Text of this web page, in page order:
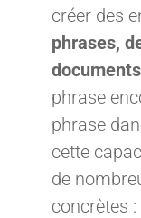
créer des
phrases,
phrase
phrase
cette
de
concrètes